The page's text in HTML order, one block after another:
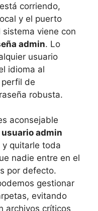
corriendo,
y el puerto
viene con
admin. Lo
usuario
idioma al
de
robusta.
aconsejable
admin
y quitarle toda
nadie entre en el
por defecto.
gestionar
evitando
archivos críticos